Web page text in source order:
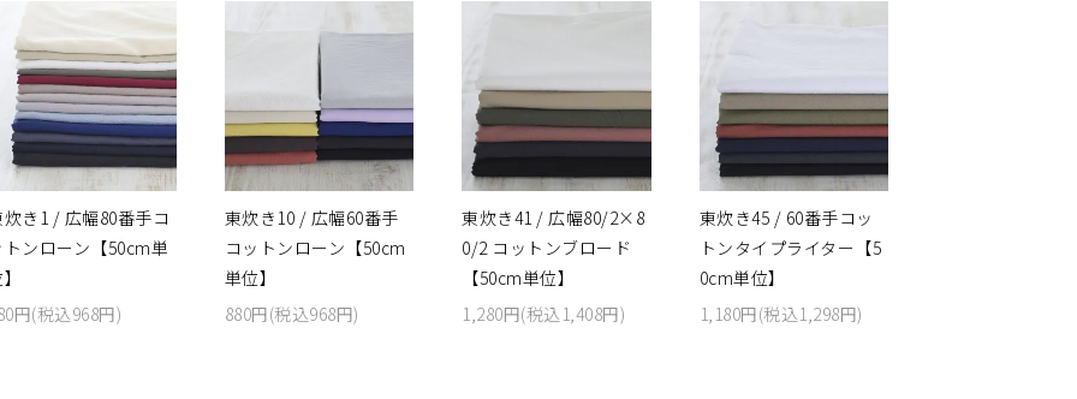
き1 / 広幅80番手コ
トンローン【50cm単
円(税込968円)
東炊き10 / 広幅60番手
コットンローン【50cm
単位】
880円(税込968円)
東炊き41 / 広幅80/2×8
0/2 コットンブロード
【50cm単位】
1,280円(税込1,408円)
東炊き45 / 60番手コッ
トンタイプライター【5
0cm単位】
1,180円(税込1,298円)